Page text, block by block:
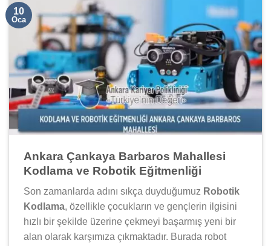
10
Oca
Ankara Çankaya Barbaros Mahallesi
Kodlama ve Robotik Eğitmenliği
Son zamanlarda adını sıkça duyduğumuz Robotik
Kodlama, özellikle çocukların ve gençlerin ilgisini
hızlı bir şekilde üzerine çekmeyi başarmış yeni bir
alan olarak karşımıza çıkmaktadır. Burada robot